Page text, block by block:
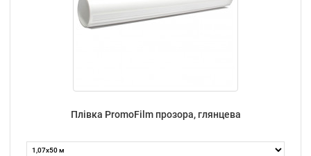
Плівка PromoFilm прозора, глянцева